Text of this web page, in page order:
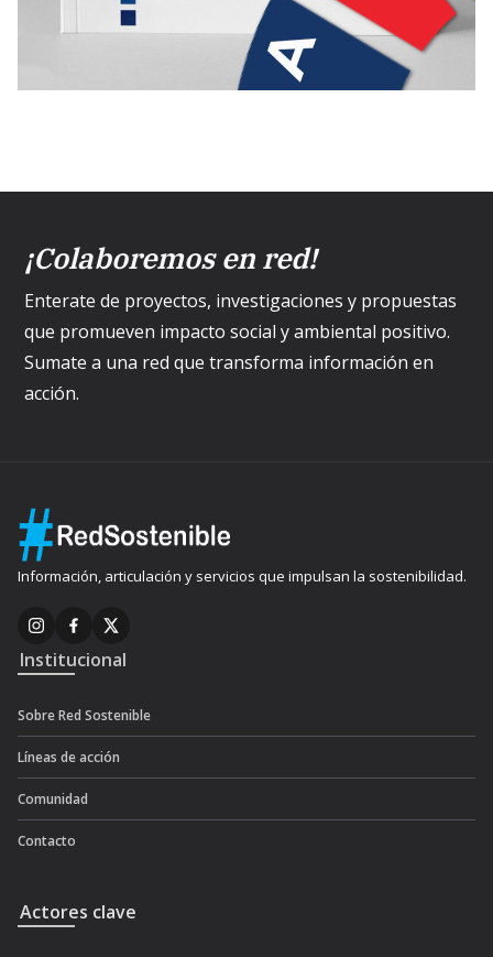
¡Colaboremos en red!
Enterate de proyectos, investigaciones y propuestas
que promueven impacto social y ambiental positivo.
Sumate a una red que transforma información en
acción.
Información, articulación y servicios que impulsan la sostenibilidad.
Institucional
Sobre Red Sostenible
Líneas de acción
Comunidad
Contacto
Actores clave